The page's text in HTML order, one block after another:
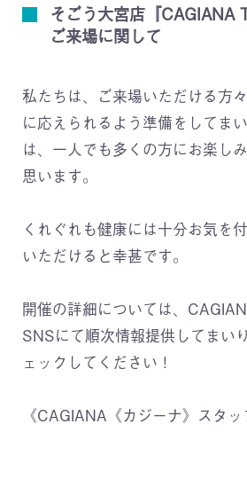
そごう大宮店『CAGIANA
ご来場に関して
私たちは、ご来場いただける方
に応えられるよう準備をしてま
は、一人でも多くの方にお楽し
思います。
くれぐれも健康には十分お気を
いただけると幸甚です。
開催の詳細については、
SNSにて順次情報提供してまい
ェックしてください！
《CAGIANA《カジーナ》スタッ